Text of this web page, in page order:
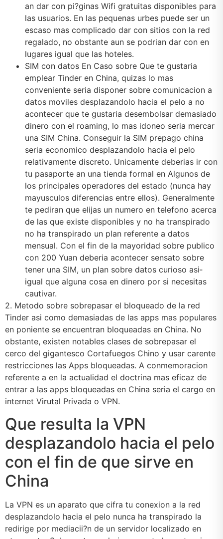
an dar con pi?ginas Wifi gratuitas disponibles para
las usuarios. En las pequenas urbes puede ser un
escaso mas complicado dar con sitios con la red
regalado, no obstante aun se podri­an dar con en
lugares igual que las hoteles.
SIM con datos En Caso sobre Que te gustaria
emplear Tinder en China, quizas lo mas
conveniente seri­a disponer sobre comunicacion a
datos moviles desplazandolo hacia el pelo a no
acontecer que te gustaria desembolsar demasiado
dinero con el roaming, lo mas idoneo seri­a mercar
una SIM China. Conseguir la SIM prepago china
seri­a economico desplazandolo hacia el pelo
relativamente discreto. Unicamente deberias ir con
tu pasaporte an una tienda formal en Algunos de
los principales operadores del estado (nunca hay
mayusculos diferencias entre ellos). Generalmente
te pediran que elijas un numero en telefono acerca
de las que existe disponibles y no ha transpirado
no ha transpirado un plan referente a datos
mensual. Con el fin de la mayoridad sobre publico
con 200 Yuan deberia acontecer sensato sobre
tener una SIM, un plan sobre datos curioso asi­
igual que alguna cosa en dinero por si necesitas
cautivar.
2. Metodo sobre sobrepasar el bloqueado de la red
Tinder asi­ como demasiadas de las apps mas populares
en poniente se encuentran bloqueadas en China. No
obstante, existen notables clases de sobrepasar el
cerco del gigantesco Cortafuegos Chino y usar carente
restricciones las Apps bloqueadas. A conmemoracion
referente a en la actualidad el doctrina mas eficaz de
entrar a las apps bloqueadas en China seri­a el cargo en
internet Virutal Privada o VPN.
Que resulta la VPN
desplazandolo hacia el pelo
con el fin de que sirve en
China
La VPN es un aparato que cifra tu conexion a la red
desplazandolo hacia el pelo nunca ha transpirado la
redirige por mediacii?n de un servidor localizado en